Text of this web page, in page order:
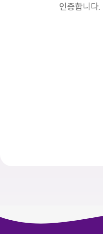
인증합니다.